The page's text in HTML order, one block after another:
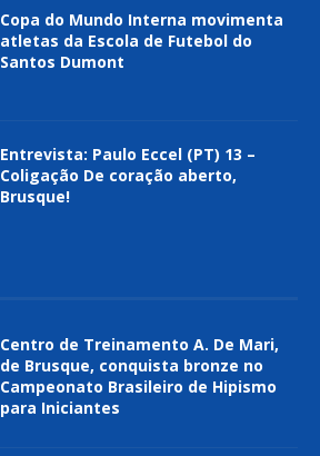
Copa do Mundo Interna movimenta
atletas da Escola de Futebol do
Santos Dumont
Entrevista: Paulo Eccel (PT) 13 –
Coligação De coração aberto,
Brusque!
Centro de Treinamento A. De Mari,
de Brusque, conquista bronze no
Campeonato Brasileiro de Hipismo
para Iniciantes